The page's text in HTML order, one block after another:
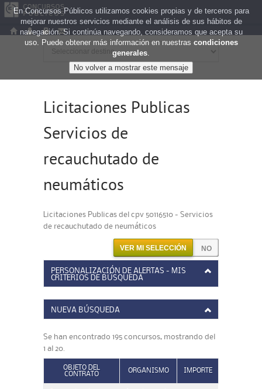
Licitaciones Publicas
Servicios de
recauchutado de
neumáticos
Licitaciones Publicas del cpv 50116510 - Servicios
de recauchutado de neumáticos
VER MI SELECCIÓN
PERSONALIZACIÓN DE ALERTAS - MIS
CRITERIOS DE BÚSQUEDA
NUEVA BÚSQUEDA
Se han encontrado 195 concursos, mostrando del
1 al 20.
OBJETO DEL
CONTRATO
ORGANISMO IMPORTE
En Concursos Públicos utilizamos cookies propias y de terceros para
mejorar nuestros servicios mediante el análisis de sus hábitos de
navegación. Si continúa navegando, consideramos que acepta su
uso. Puede obtener más información en nuestras condiciones
generales.